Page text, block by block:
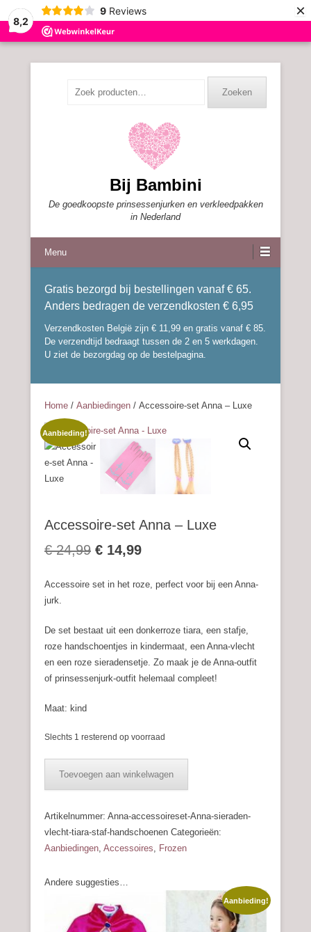
8,2
9 Reviews ×
Zoeken
Bij Bambini
De goedkoopste prinsessenjurken en verkleedpakken
in Nederland
Menu
Gratis bezorgd bij bestellingen vanaf € 65.
Anders bedragen de verzendkosten € 6,95
Verzendkosten België zijn € 11,99 en gratis vanaf € 85.
De verzendtijd bedraagt tussen de 2 en 5 werkdagen.
U ziet de bezorgdag op de bestelpagina.
Home / Aanbiedingen / Accessoire-set Anna – Luxe
Aanbieding!
Accessoire-set Anna – Luxe
€24,99 Oorspronkelijke
€ 24,99.
€ 14,99Huidige
€ 14,99.
Accessoire set in het roze, perfect voor bij een Anna-
jurk.
De set bestaat uit een donkerroze tiara, een stafje,
roze handschoentjes in kindermaat, een Anna-vlecht
en een roze sieradensetje. Zo maak je de Anna-outfit
of prinsessenjurk-outfit helemaal compleet!
Maat: kind
Slechts 1 resterend op voorraad
-
Luxe
aantal
Toevoegen aan winkelwagen
Artikelnummer: Anna-accessoireset-Anna-sieraden-
vlecht-tiara-staf-handschoenen Categorieën:
Aanbiedingen, Accessoires, Frozen
Andere suggesties…
Aanbieding!